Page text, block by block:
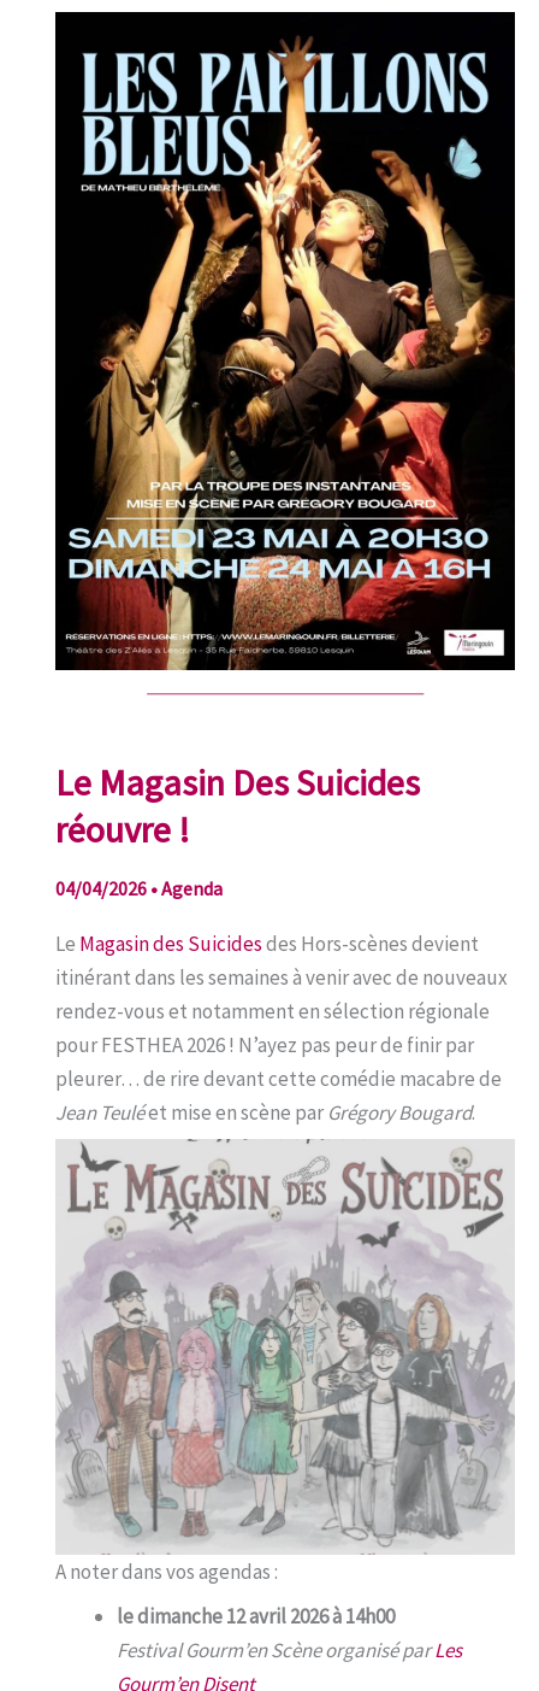
Le Magasin Des Suicides
réouvre !
04/04/2026 •Agenda
Le Magasin des Suicidesdes Hors-scènes devient
itinérant dans les semaines à venir avec de nouveaux
rendez-vous et notamment en sélection régionale
pour FESTHEA 2026 ! N’ayez pas peur de finir par
pleurer… de rire devant cette comédie macabre de
Jean Teuléet mise en scène parGrégory Bougard.
A noter dans vos agendas :
le dimanche 12 avril 2026 à 14h00
Festival Gourm’en Scène organisé parLes
Gourm’en Disent